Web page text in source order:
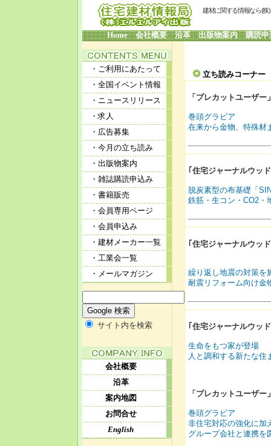
建材に関する情報なら(
Home 会社概要 沿革 出版物案内 購読申
・ご利用にあたって
・全国イベント情報
・ニュースリリース
・求人
・広告募集
・今月の立ち読み
・出版物案内
・雑誌購読申込み
・書籍販売
・会員専用ページ
・会員申込み
・建材メーカー一覧
・工業会一覧
・メールマガジン
サイト内を検索
会社概要
沿革
案内地図
お問合せ
English
立ち読みコーナ
「プレカットユーザー
巻頭グラビア
在来から金物、特殊材
｢住宅ジャーナルウッ
脱炭素型の布基礎「
鉄筋・生コン・CO2・
｢住宅ジャーナルウッ
繰り返し地震の対策を
耐震リフォーム向け金
｢住宅ジャーナルウッ
生命をもつ家が登場
人と調和する新たな住
「プレカットユーザー
巻頭グラビア
非住宅対応の強化に加
グループ会社と連携を